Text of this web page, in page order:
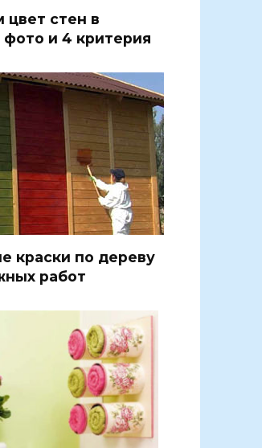
цвет стен в
фото и 4 критерия
краски по дереву
работ